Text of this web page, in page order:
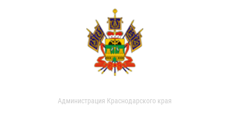
Администрация Краснодарского края